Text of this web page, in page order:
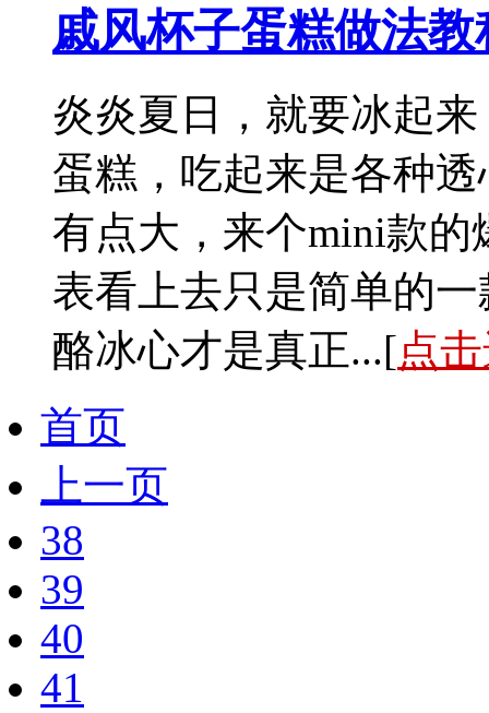
戚风杯子蛋糕做法教
炎炎夏日，就要冰起
蛋糕，吃起来是各种
有点大，来个mini款
表看上去只是简单的
酪冰心才是真正...[点
首页
上一页
38
39
40
41